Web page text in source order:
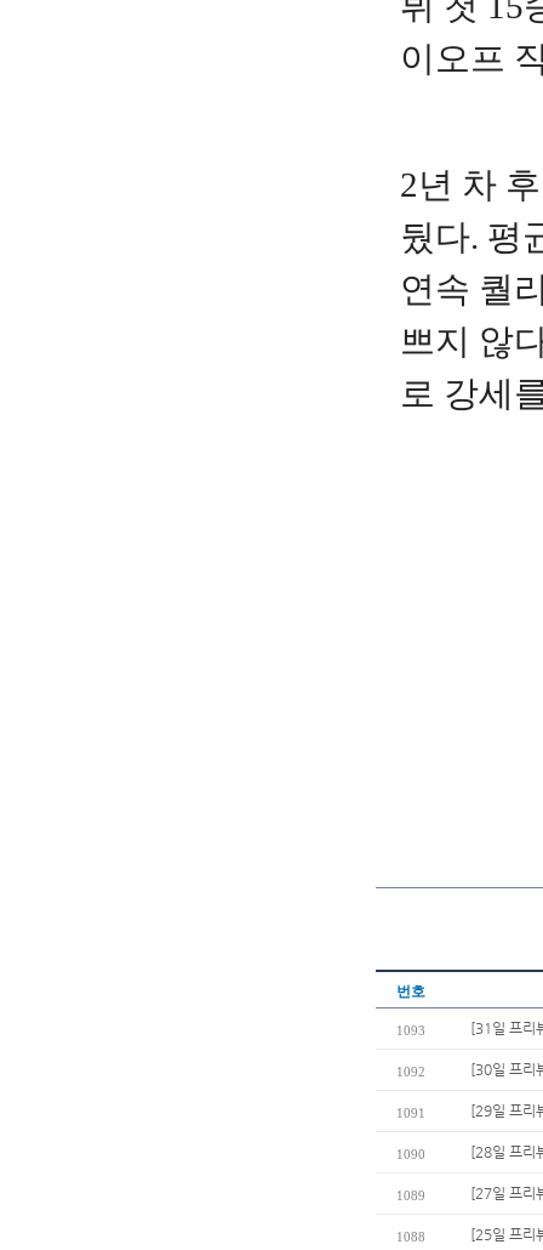
이오프
2년 차
뒀다. 평
연속 퀄
쁘지 않
로 강세
번호
1093 [31일 프리
1092 [30일 프리
1091 [29일 프리
1090 [28일 프리
1089 [27일 프리
1088 [25일 프리